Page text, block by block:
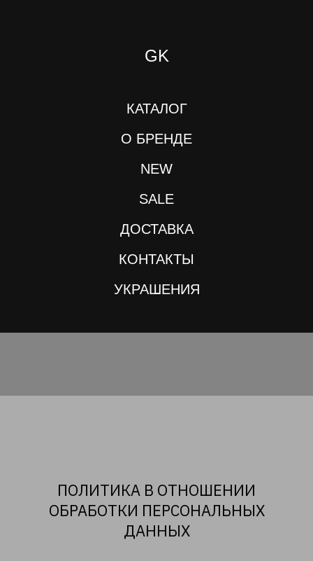
GK
КАТАЛОГ
О БРЕНДЕ
NEW
SALE
ДОСТАВКА
КОНТАКТЫ
УКРАШЕНИЯ
ПОЛИТИКА В ОТНОШЕНИИ
ОБРАБОТКИ ПЕРСОНАЛЬНЫХ
ДАННЫХ